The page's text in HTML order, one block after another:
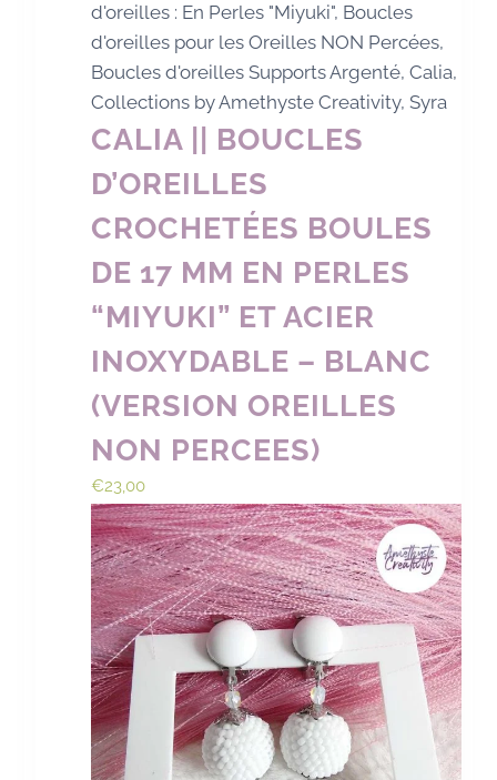
d'oreilles : En Perles "Miyuki", Boucles
d'oreilles pour les Oreilles NON Percées,
Boucles d'oreilles Supports Argenté,Calia,
Collections by Amethyste Creativity,Syra
CALIA || BOUCLES
D’OREILLES
CROCHETÉES BOULES
DE 17 MM EN PERLES
“MIYUKI” ET ACIER
INOXYDABLE – BLANC
(VERSION OREILLES
NON PERCEES)
€23,00